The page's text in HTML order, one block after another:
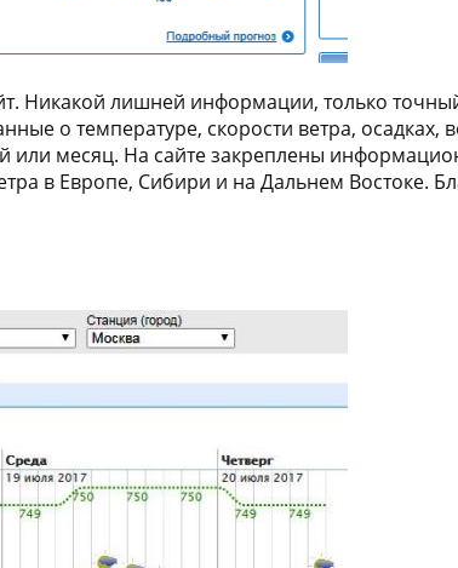
Никакой лишней информации, только
о температуре, скорости ветра, осадках,
или месяц. На сайте закреплены
в Европе, Сибири и на Дальнем Востоке.